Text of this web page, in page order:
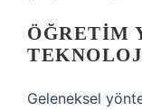
ÖĞRETIM
Geleneksel